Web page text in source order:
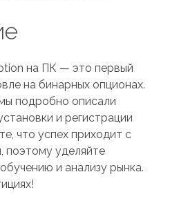
на ПК — это первый
на бинарных опционах.
подробно описали
и регистрации
что успех приходит с
поэтому уделяйте
и анализу рынка.